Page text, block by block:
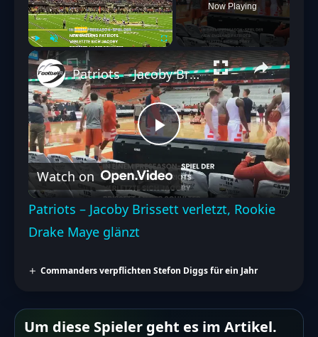
Play Unmute Fullscreen
Now Playing
Play
Video
Patriots – Jacoby Brissett verletzt, Rookie Drake Maye glänzt
Watch on
Patriots – Jacoby Brissett verletzt, Rookie
Drake Maye glänzt
Commanders verpflichten Stefon Diggs für ein Jahr
Um diese Spieler geht es im Artikel.